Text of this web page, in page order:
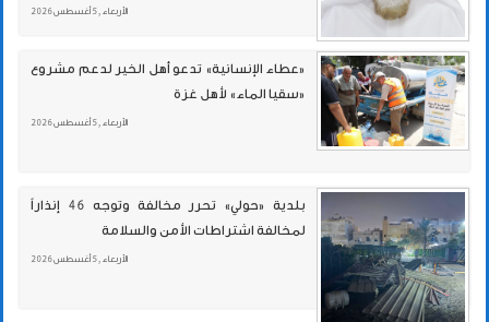
الأربعاء , 5 أغسطس 2026
«عطاء الإنسانية» تدعو أهل الخير لدعم مشروع
«سقيا الماء» لأهل غزة
الأربعاء , 5 أغسطس 2026
بلدية «حولي» تحرر مخالفة وتوجه 46 إنذاراً
لمخالفة اشتراطات الأمن والسلامة
الأربعاء , 5 أغسطس 2026